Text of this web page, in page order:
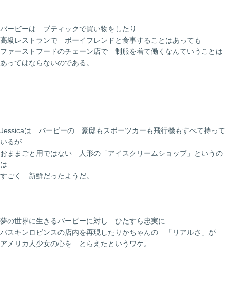
バービーは ブティックで買い物をしたり
高級レストランで ボーイフレンドと食事することはあっても
ファーストフードのチェーン店で 制服を着て働くなんていうことは
あってはならないのである。
Jessicaは バービーの 豪邸もスポーツカーも飛行機もすべて持って
いるが
おままごと用ではない 人形の「アイスクリームショップ」というの
は
すごく 新鮮だったようだ。
夢の世界に生きるバービーに対し ひたすら忠実に
バスキンロビンスの店内を再現したりかちゃんの 「リアルさ」が
アメリカ人少女の心を とらえたというワケ。